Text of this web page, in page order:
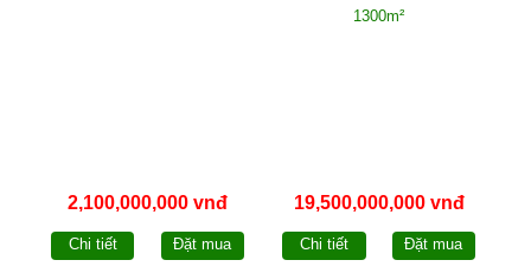
2,100,000,000 vnđ
Chi tiết Đặt mua
19,500,000,000 vnđ
Chi tiết Đặt mua